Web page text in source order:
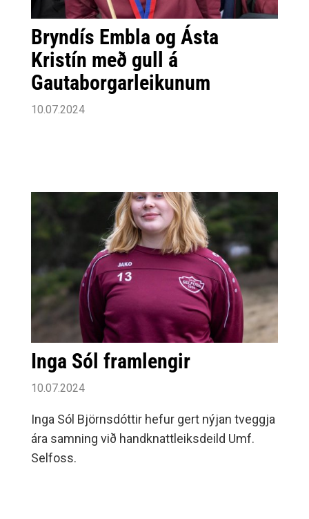
Bryndís Embla og Ásta
Kristín með gull á
Gautaborgarleikunum
10.07.2024
Inga Sól framlengir
10.07.2024
Inga Sól Björnsdóttir hefur gert nýjan tveggja
ára samning við handknattleiksdeild Umf.
Selfoss.